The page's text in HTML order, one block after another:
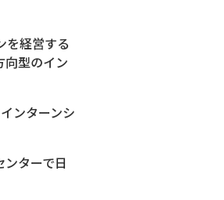
を経営する
向型のイン
ンターンシ
ターで日